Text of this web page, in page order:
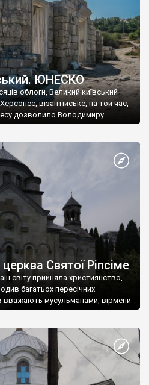
ЮНЕСКО
облоги, Великий київський
візантійське, на той час,
дозволило Володимиру
імператору Василю ІІ, та
став Василем-християнином.
На честь Херсонесу Таврійського
Святої Ріпсіме
світу прийняла християнство,
багатьох пересічних
вважають мусульманами, вірмени